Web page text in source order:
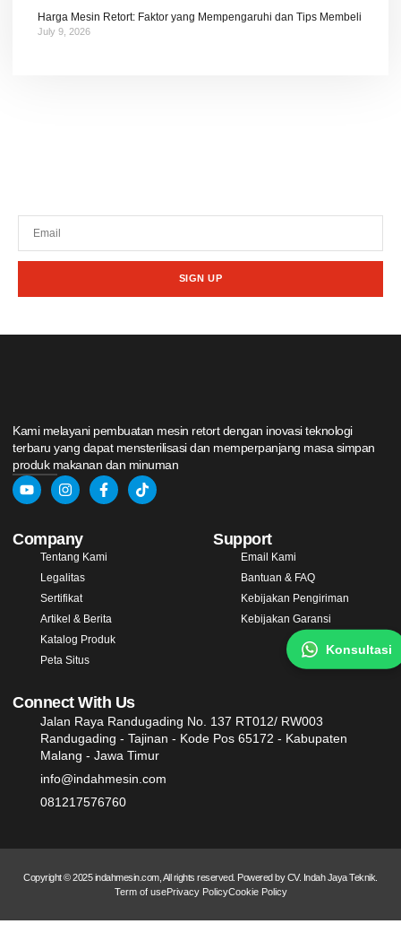
Harga Mesin Retort: Faktor yang Mempengaruhi dan Tips Membeli
July 9, 2026
SIGN UP
Kami melayani pembuatan mesin retort dengan inovasi teknologi
terbaru yang dapat mensterilisasi dan memperpanjang masa simpan
produk makanan dan minuman
Company
Tentang Kami
Legalitas
Sertifikat
Artikel & Berita
Katalog Produk
Peta Situs
Support
Email Kami
Bantuan & FAQ
Kebijakan Pengiriman
Kebijakan Garansi
Connect With Us
Jalan Raya Randugading No. 137 RT012/ RW003
Randugading - Tajinan - Kode Pos 65172 - Kabupaten
Malang - Jawa Timur
info@indahmesin.com
081217576760
Copyright © 2025 indahmesin.com, All rights reserved. Powered by CV. Indah Jaya Teknik.
Term of usePrivacy PolicyCookie Policy
Konsultasi